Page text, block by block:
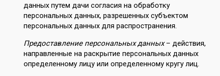
данных путем дачи согласия на обработку
персональных данных, разрешенных субъектом
персональных данных для распространения.
Предоставление персональных данных– действия,
направленные на раскрытие персональных данных
определенному лицу или определенному кругу лиц.